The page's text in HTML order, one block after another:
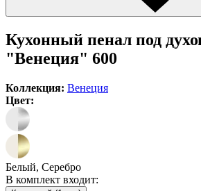
Кухонный пенал под
"Венеция" 600
Коллекция: Венеция
Цвет:
Белый, Серебро
В комплект входит: